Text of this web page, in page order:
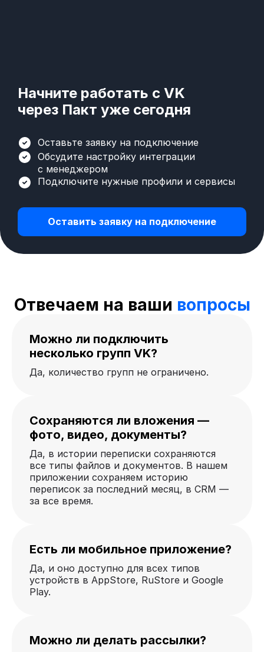
Начните работать с VK
через Пакт уже сегодня
Оставьте заявку на подключение
Обсудите настройку интеграции
с менеджером
Подключите нужные профили и сервисы
Оставить заявку на подключение
Отвечаем на ваши вопросы
Можно ли подключить
несколько групп VK?
Да, количество групп не ограничено.
Сохраняются ли вложения —
фото, видео, документы?
Да, в истории переписки сохраняются
все типы файлов и документов. В нашем
приложении сохраняем историю
переписок за последний месяц, в CRM —
за все время.
Есть ли мобильное приложение?
Да, и оно доступно для всех типов
устройств в AppStore, RuStore и Google
Play.
Можно ли делать рассылки?